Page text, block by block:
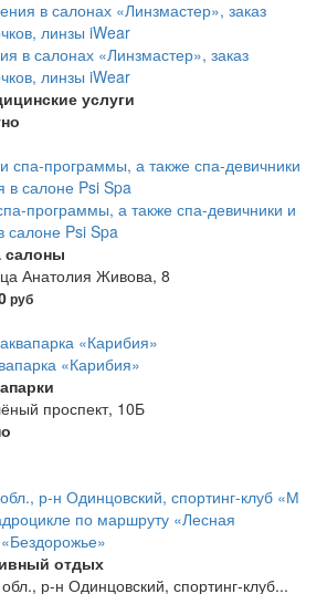
в салонах «Линзмастер», заказ
линзы iWear
услуги
программы, а также спа-девичники и
салоне Psi Spa
салоны
Анатолия Живова, 8
руб
«Карибия»
проспект, 10Б
по маршруту «Лесная
отдых
р-н Одинцовский, спортинг-клуб...